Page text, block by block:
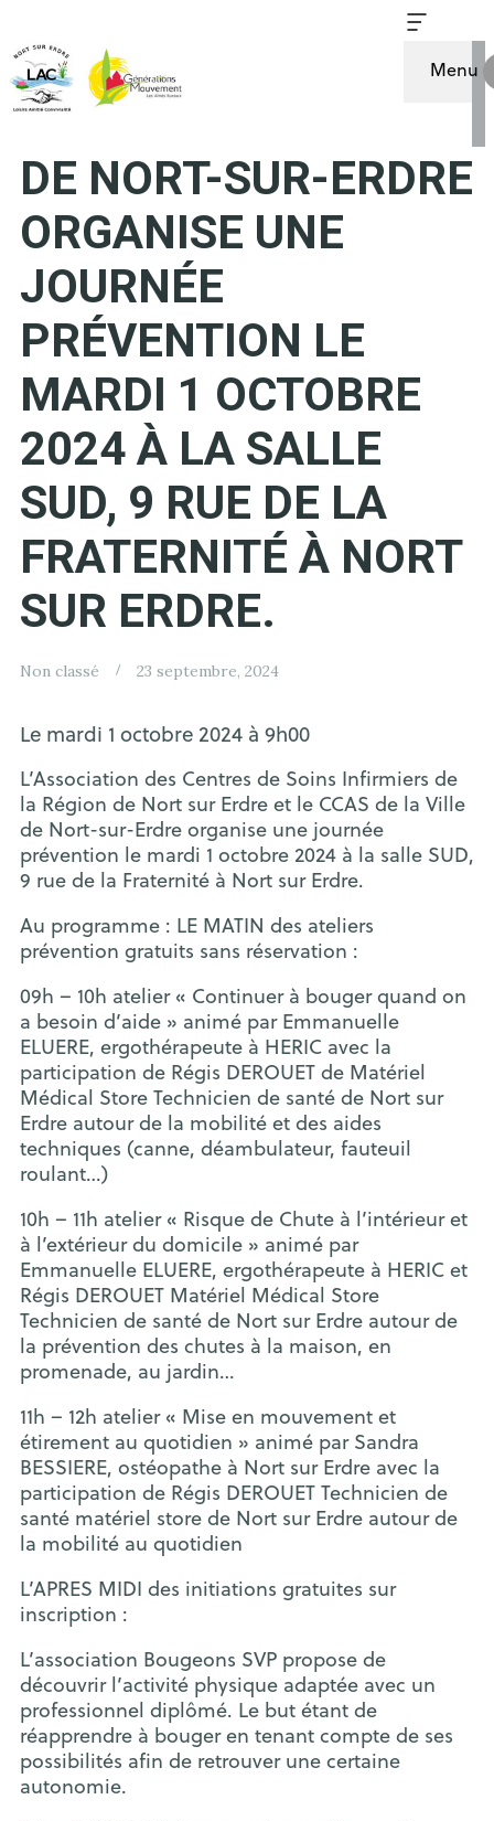
Menu
LE CCAS DE LA VILLE
DE NORT-SUR-ERDRE
ORGANISE UNE
JOURNÉE
PRÉVENTION LE
MARDI 1 OCTOBRE
2024 À LA SALLE
SUD, 9 RUE DE LA
FRATERNITÉ À NORT
SUR ERDRE.
Non classé 23 septembre, 2024
Le mardi 1 octobre 2024 à 9h00
L’Association des Centres de Soins Infirmiers de
la Région de Nort sur Erdre et le CCAS de la Ville
de Nort-sur-Erdre organise une journée
prévention le mardi 1 octobre 2024 à la salle SUD,
9 rue de la Fraternité à Nort sur Erdre.
Au programme : LE MATIN des ateliers
prévention gratuits sans réservation :
09h – 10h atelier « Continuer à bouger quand on
a besoin d’aide » animé par Emmanuelle
ELUERE, ergothérapeute à HERIC avec la
participation de Régis DEROUET de Matériel
Médical Store Technicien de santé de Nort sur
Erdre autour de la mobilité et des aides
techniques (canne, déambulateur, fauteuil
roulant…)
10h – 11h atelier « Risque de Chute à l’intérieur et
à l’extérieur du domicile » animé par
Emmanuelle ELUERE, ergothérapeute à HERIC et
Régis DEROUET Matériel Médical Store
Technicien de santé de Nort sur Erdre autour de
la prévention des chutes à la maison, en
promenade, au jardin…
11h – 12h atelier « Mise en mouvement et
étirement au quotidien » animé par Sandra
BESSIERE, ostéopathe à Nort sur Erdre avec la
participation de Régis DEROUET Technicien de
santé matériel store de Nort sur Erdre autour de
la mobilité au quotidien
L’APRES MIDI des initiations gratuites sur
inscription :
L’association Bougeons SVP propose de
découvrir l’activité physique adaptée avec un
professionnel diplômé. Le but étant de
réapprendre à bouger en tenant compte de ses
possibilités afin de retrouver une certaine
autonomie.